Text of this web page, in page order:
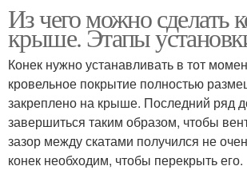
Из чего можно сделать
крыше. Этапы
Конек нужно устанавливать в тот
кровельное покрытие полностью
закреплено на крыше. Последний ряд
завершиться таким образом, чтобы
зазор между скатами получился не
конек необходим, чтобы перекрыть его.